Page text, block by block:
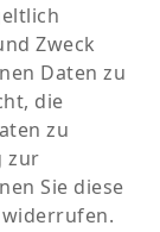
Zweck
Daten zu
die
zu
zur
Sie diese